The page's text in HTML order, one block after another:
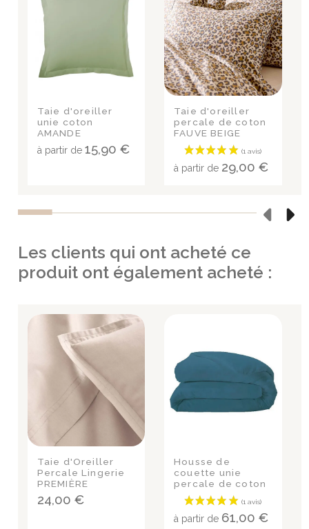
Taie d'oreiller
unie coton
AMANDE
à partir de 15,90 €
Taie d'oreiller
percale de coton
FAUVE BEIGE
à partir de 29,00 €
Les clients qui ont acheté ce
produit ont également acheté :
Taie d'Oreiller
Percale Lingerie
PREMIÈRE
24,00 €
Housse de
couette unie
percale de coton
COBALT
à partir de 61,00 €